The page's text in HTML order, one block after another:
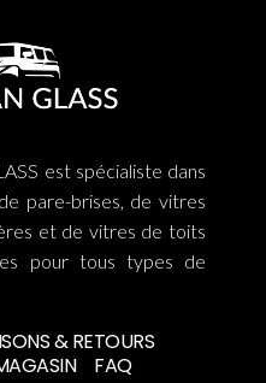
est spécialiste dans
pare-brises, de vitres
et de vitres de toits
pour tous types de
& RETOURS
FAQ